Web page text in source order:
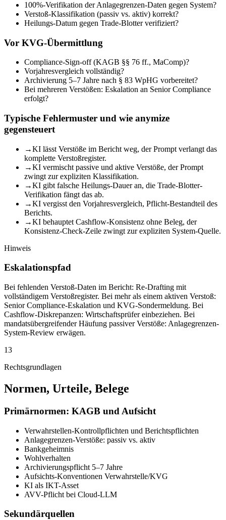
100%-Verifikation der Anlagegrenzen-Daten gegen System?
Verstoß-Klassifikation (passiv vs. aktiv) korrekt?
Heilungs-Datum gegen Trade-Blotter verifiziert?
Vor KVG-Übermittlung
Compliance-Sign-off (KAGB §§ 76 ff., MaComp)?
Vorjahresvergleich vollständig?
Archivierung 5–7 Jahre nach § 83 WpHG vorbereitet?
Bei mehreren Verstößen: Eskalation an Senior Compliance
erfolgt?
Typische Fehlermuster und wie anymize
gegensteuert
→KI lässt Verstöße im Bericht weg, der Prompt verlangt das
komplette Verstoßregister.
→KI vermischt passive und aktive Verstöße, der Prompt
zwingt zur expliziten Klassifikation.
→KI gibt falsche Heilungs-Dauer an, die Trade-Blotter-
Verifikation fängt das ab.
→KI vergisst den Vorjahresvergleich, Pflicht-Bestandteil des
Berichts.
→KI behauptet Cashflow-Konsistenz ohne Beleg, der
Konsistenz-Check-Zeile zwingt zur expliziten System-Quelle.
Hinweis
Eskalationspfad
Bei fehlenden Verstoß-Daten im Bericht: Re-Drafting mit
vollständigem Verstoßregister. Bei mehr als einem aktiven Verstoß:
Senior Compliance-Eskalation und KVG-Sondermeldung. Bei
Cashflow-Diskrepanzen: Wirtschaftsprüfer einbeziehen. Bei
mandatsübergreifender Häufung passiver Verstöße: Anlagegrenzen-
System-Review erwägen.
13
Rechtsgrundlagen
Normen, Urteile, Belege
Primärnormen: KAGB und Aufsicht
Verwahrstellen-Kontrollpflichten und Berichtspflichten
Anlagegrenzen-Verstöße: passiv vs. aktiv
Bankgeheimnis
Wohlverhalten
Archivierungspflicht 5–7 Jahre
Aufsichts-Konventionen Verwahrstelle/KVG
KI als IKT-Asset
AVV-Pflicht bei Cloud-LLM
Sekundärquellen